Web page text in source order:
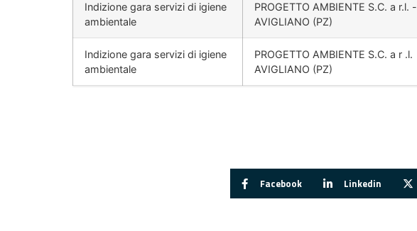
Indizione gara servizi di igiene
ambientale
PROGETTO AMBIENTE S.C. a r.l. -
AVIGLIANO (PZ)
Indizione gara servizi di igiene
ambientale
PROGETTO AMBIENTE S.C. a r .l.
AVIGLIANO (PZ)
Facebook Linkedin